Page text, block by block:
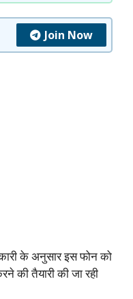
Join Now
के अनुसार इस फोन को
की तैयारी की जा रही